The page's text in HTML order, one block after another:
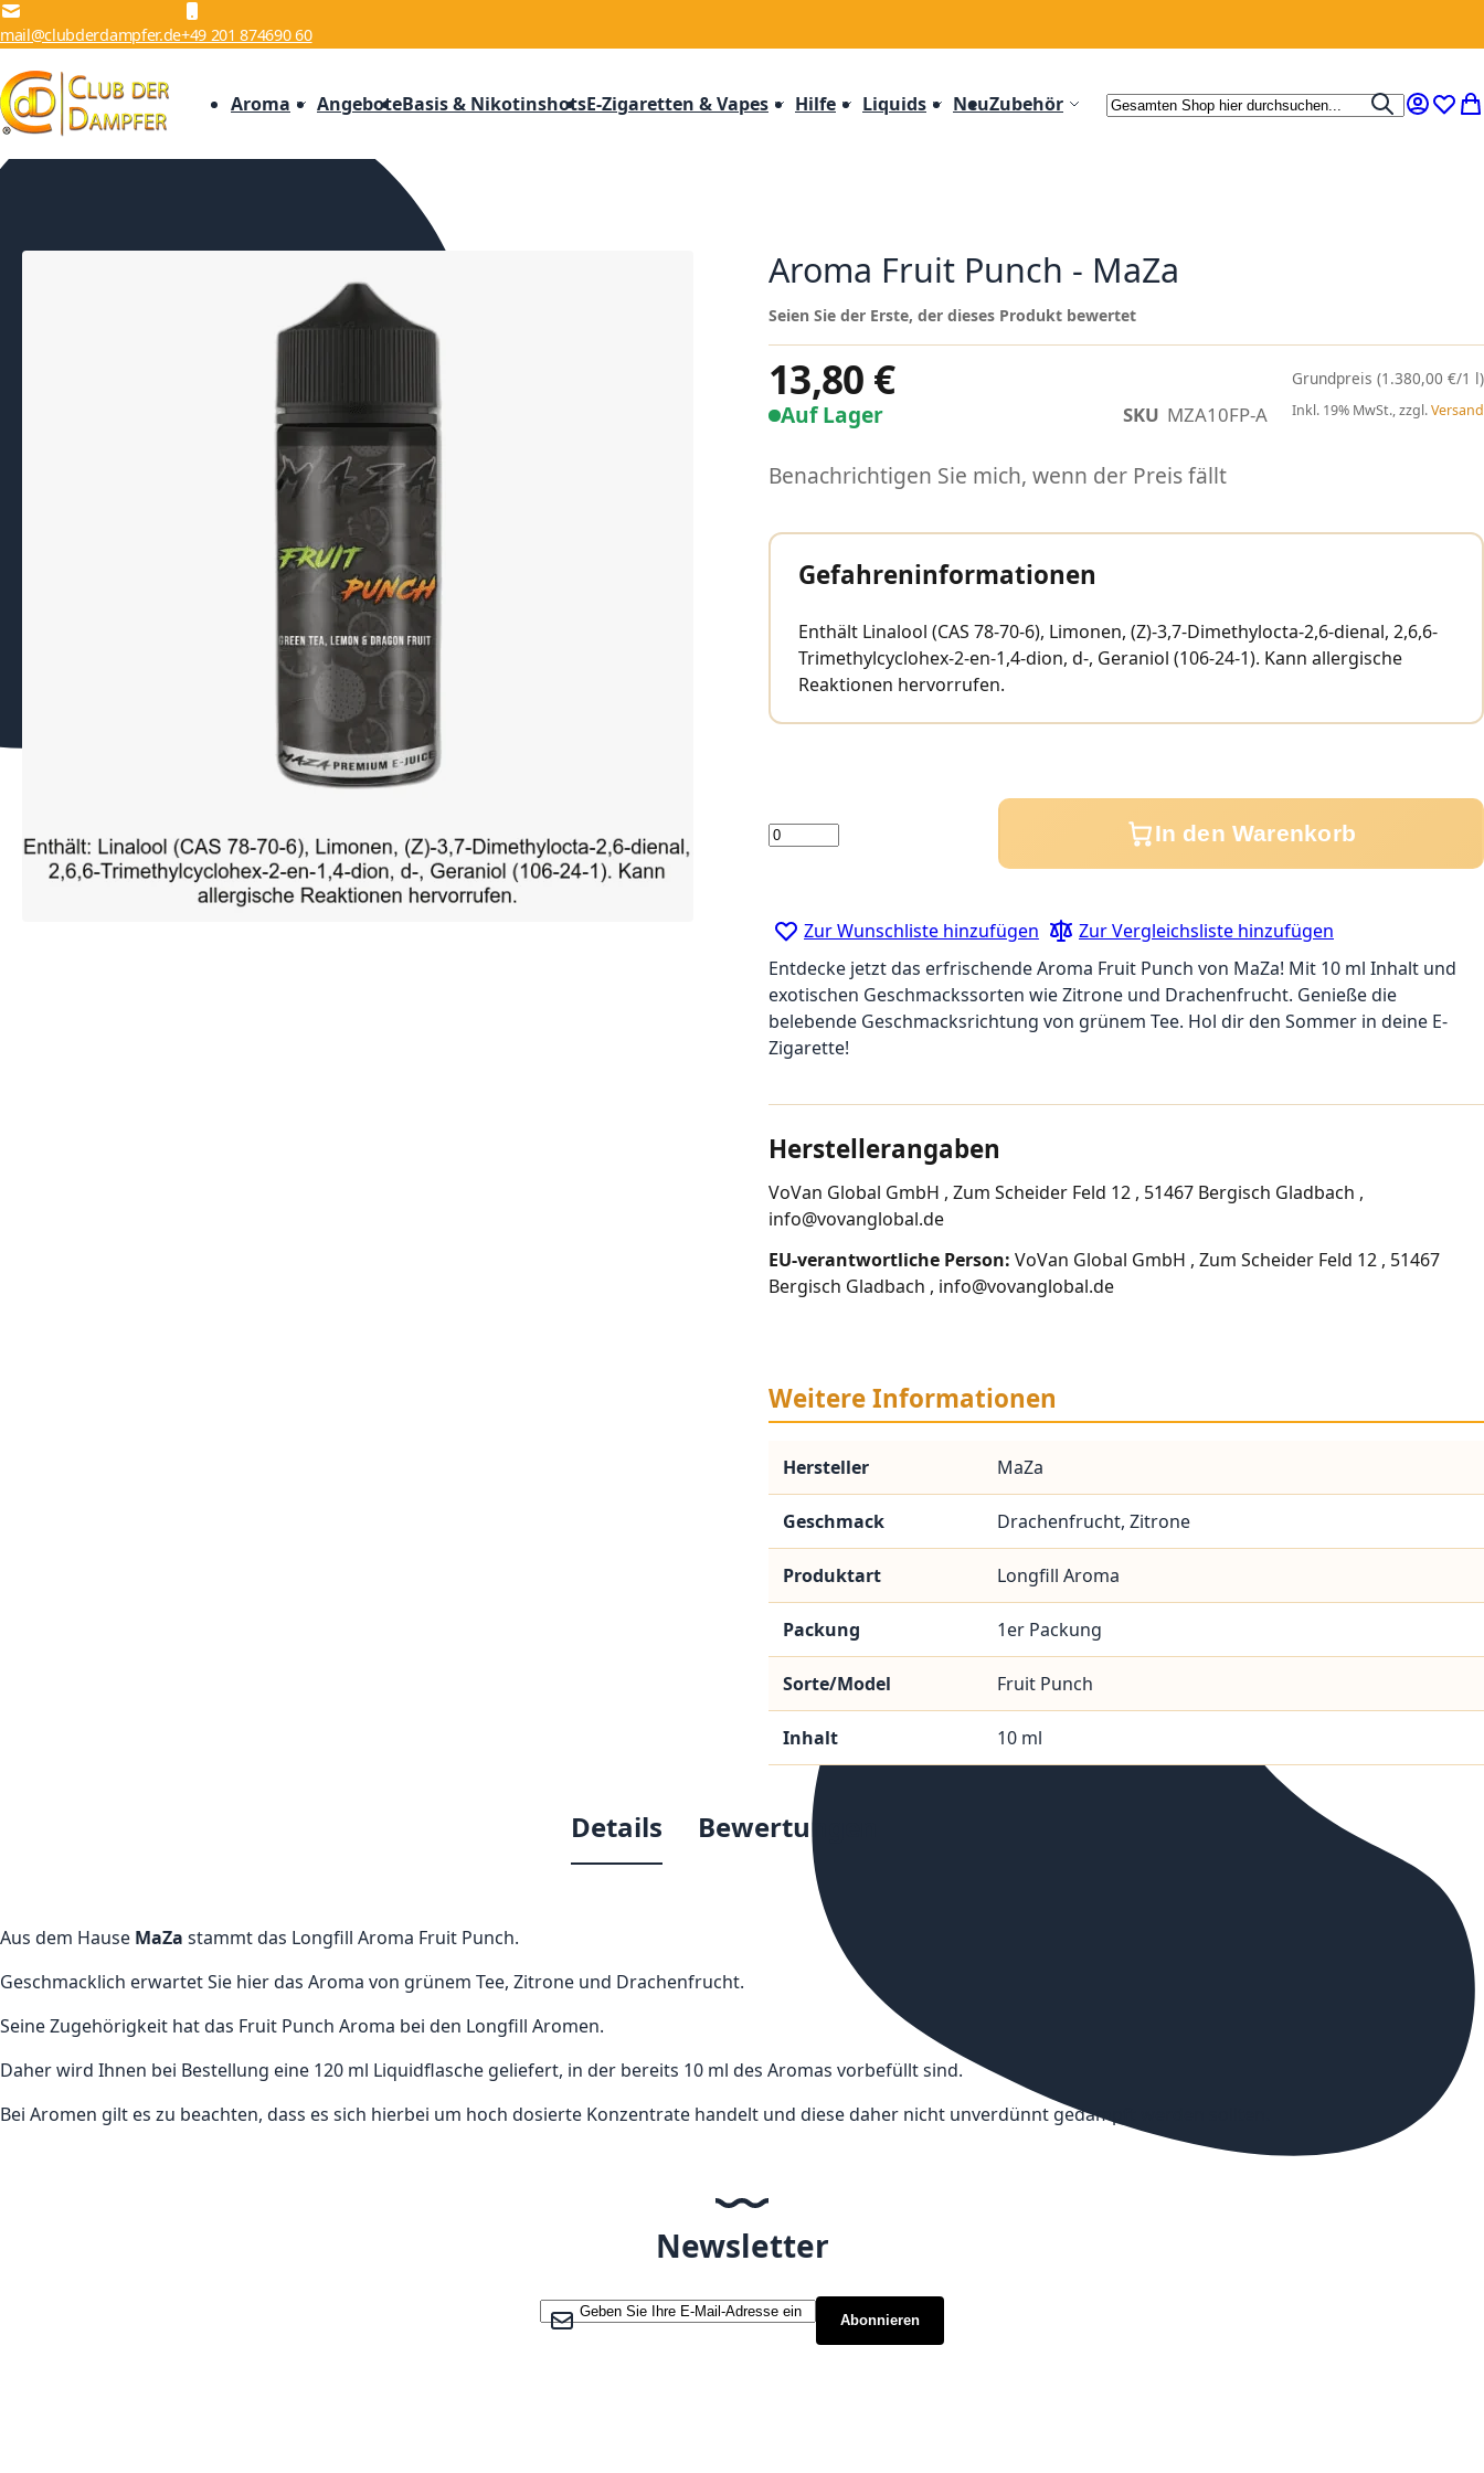
Zum Inhalt springen
mail@clubderdampfer.de+49 201 874690 60
Aroma AngeboteBasis & NikotinshotsE-Zigaretten & Vapes Hilfe Liquids NeuZubehör Suche
Suche
Mein
Aroma Fruit Punch - MaZa
Auf Lager SKU MZA10FP-A
Seien Sie der Erste, der dieses Produkt bewertet
13,80 € (1.380,00 €/1 l)
Inkl. 19% MwSt., zzgl.Versand
Benachrichtigen Sie mich, wenn der Preis fällt
Gefahreninformationen
Enthält Linalool (CAS 78-70-6), Limonen, (Z)-3,7-Dimethylocta-2,6-dienal, 2,6,6-
Trimethylcyclohex-2-en-1,4-dion, d-, Geraniol (106-24-1). Kann allergische
Reaktionen hervorrufen.
Menge In den Warenkorb
Zur Wunschliste hinzufügen
Zur Vergleichsliste hinzufügen
Entdecke jetzt das erfrischende Aroma Fruit Punch von MaZa! Mit 10 ml Inhalt und
exotischen Geschmackssorten wie Zitrone und Drachenfrucht. Genieße die
belebende Geschmacksrichtung von grünem Tee. Hol dir den Sommer in deine E-
Zigarette!
Herstellerangaben
VoVan Global GmbH , Zum Scheider Feld 12 , 51467 Bergisch Gladbach ,
info@vovanglobal.de
EU-verantwortliche Person: VoVan Global GmbH , Zum Scheider Feld 12 , 51467
Bergisch Gladbach , info@vovanglobal.de
Weitere Informationen
Hersteller MaZa
Geschmack Drachenfrucht, Zitrone
Produktart Longfill Aroma
Packung 1er Packung
Sorte/Model Fruit Punch
Inhalt 10 ml
Details
Aus dem Hause MaZa stammt das Longfill Aroma Fruit Punch.
Geschmacklich erwartet Sie hier das Aroma von grünem Tee, Zitrone und Drachenfrucht.
Seine Zugehörigkeit hat das Fruit Punch Aroma bei den Longfill Aromen.
Daher wird Ihnen bei Bestellung eine 120 ml Liquidflasche geliefert, in der bereits 10 ml des Aromas vorbefüllt sind.
Bei Aromen gilt es zu beachten, dass es sich hierbei um hoch dosierte Konzentrate handelt und diese daher nicht unverdünnt gedampft werden sollten.
Bewertungen
Newsletter
Melden Sie sich für unseren Newsletter an:
Abonnieren